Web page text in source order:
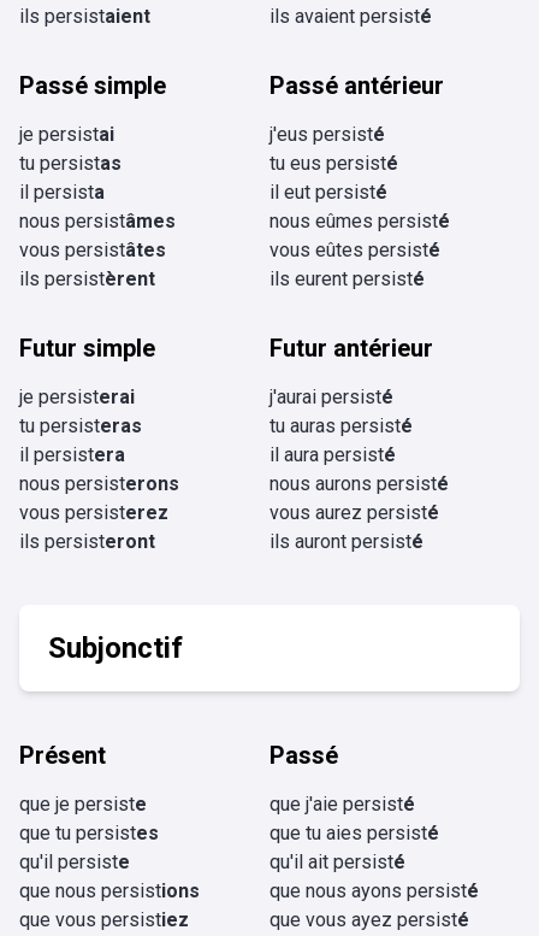
ils persistaient
ils avaient persisté
Passé simple
je persistai
tu persistas
il persista
nous persistâmes
vous persistâtes
ils persistèrent
Passé antérieur
j'eus persisté
tu eus persisté
il eut persisté
nous eûmes persisté
vous eûtes persisté
ils eurent persisté
Futur simple
je persisterai
tu persisteras
il persistera
nous persisterons
vous persisterez
ils persisteront
Futur antérieur
j'aurai persisté
tu auras persisté
il aura persisté
nous aurons persisté
vous aurez persisté
ils auront persisté
Subjonctif
Présent
que je persiste
que tu persistes
qu'il persiste
que nous persistions
que vous persistiez
Passé
que j'aie persisté
que tu aies persisté
qu'il ait persisté
que nous ayons persisté
que vous ayez persisté